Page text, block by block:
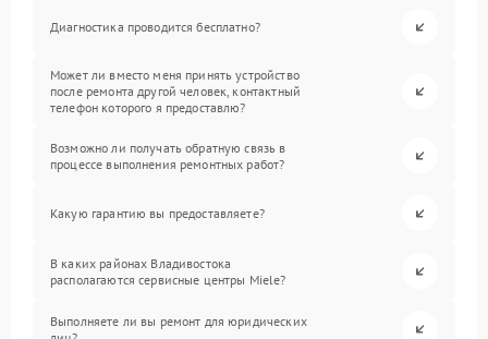
Диагностика проводится бесплатно?
Может ли вместо меня принять устройство
после ремонта другой человек, контактный
телефон которого я предоставлю?
Возможно ли получать обратную связь в
процессе выполнения ремонтных работ?
Какую гарантию вы предоставляете?
В каких районах Владивостока
располагаются сервисные центры Miele?
Выполняете ли вы ремонт для юридических